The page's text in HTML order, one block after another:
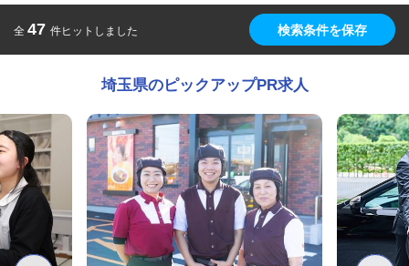
全 47 件ヒットしました 検索条件を保存
埼玉県のピックアップPR求人